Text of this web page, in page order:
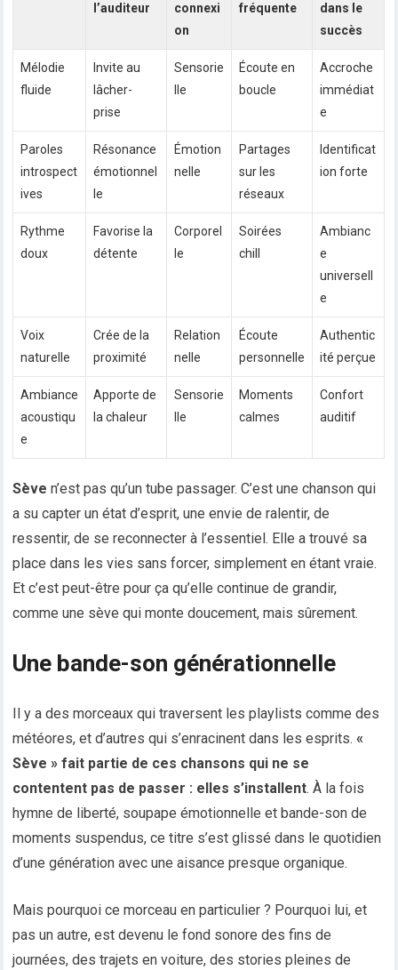
l’auditeur
connexi
on
fréquente
dans le
succès
Mélodie
fluide
Invite au
lâcher-
prise
Sensorie
lle
Écoute en
boucle
Accroche
immédiat
e
Paroles
introspect
ives
Résonance
émotionnel
le
Émotion
nelle
Partages
sur les
réseaux
Identificat
ion forte
Rythme
doux
Favorise la
détente
Corporel
le
Soirées
chill
Ambianc
e
universell
e
Voix
naturelle
Crée de la
proximité
Relation
nelle
Écoute
personnelle
Authentic
ité perçue
Ambiance
acoustiqu
e
Apporte de
la chaleur
Sensorie
lle
Moments
calmes
Confort
auditif
Sève n’est pas qu’un tube passager. C’est une chanson qui
a su capter un état d’esprit, une envie de ralentir, de
ressentir, de se reconnecter à l’essentiel. Elle a trouvé sa
place dans les vies sans forcer, simplement en étant vraie.
Et c’est peut-être pour ça qu’elle continue de grandir,
comme une sève qui monte doucement, mais sûrement.
Une bande-son générationnelle
Il y a des morceaux qui traversent les playlists comme des
météores, et d’autres qui s’enracinent dans les esprits.«
Sève » fait partie de ces chansons qui ne se
contentent pas de passer : elles s’installent. À la fois
hymne de liberté, soupape émotionnelle et bande-son de
moments suspendus, ce titre s’est glissé dans le quotidien
d’une génération avec une aisance presque organique.
Mais pourquoi ce morceau en particulier ? Pourquoi lui, et
pas un autre, est devenu le fond sonore des fins de
journées, des trajets en voiture, des stories pleines de